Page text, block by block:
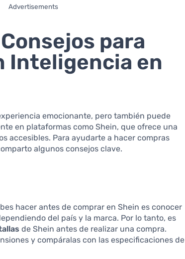
Advertisements
para
Inteligencia en
emocionante, pero también puede
en plataformas como Shein, que ofrece una
accesibles. Para ayudarte a hacer compras
algunos consejos clave.
hacer antes de comprar en Shein es conocer
del país y la marca. Por lo tanto, es
de Shein antes de realizar una compra.
y compáralas con las especificaciones de